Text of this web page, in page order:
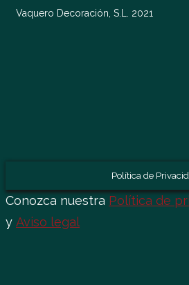
Vaquero Decoración, S.L. 2021
Política de
Conozca nuestra Política de
y Aviso legal